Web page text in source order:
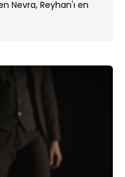
Nevra, Reyhan'ı en